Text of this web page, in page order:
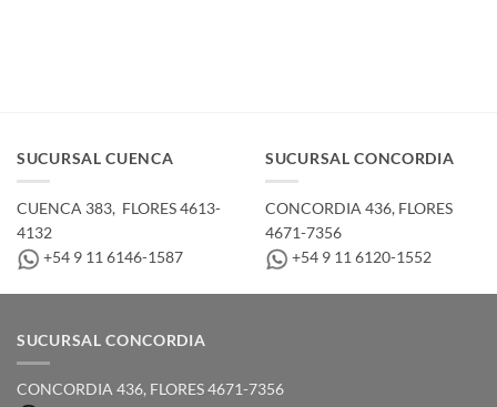
SUCURSAL CUENCA
CUENCA 383, ­ FLORES 4613-
4132
+54 9 11 6146-1587
SUCURSAL CONCORDIA
CONCORDIA 436,­ FLORES
4671-7356
+54 9 11 6120-1552
SUCURSAL CONCORDIA
CONCORDIA 436,­ FLORES 4671-7356